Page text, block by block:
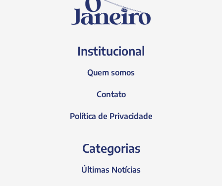
Institucional
Quem somos
Contato
Política de Privacidade
Categorias
Últimas Notícias